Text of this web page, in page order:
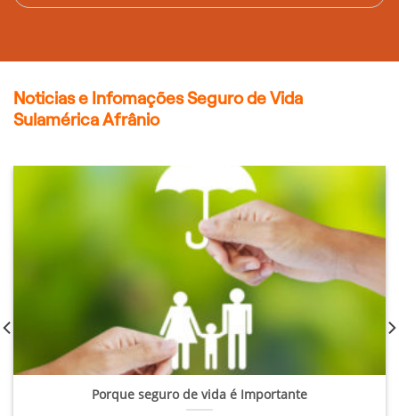
Noticias e Infomações Seguro de Vida
Sulamérica Afrânio
Porque seguro de vida é Importante